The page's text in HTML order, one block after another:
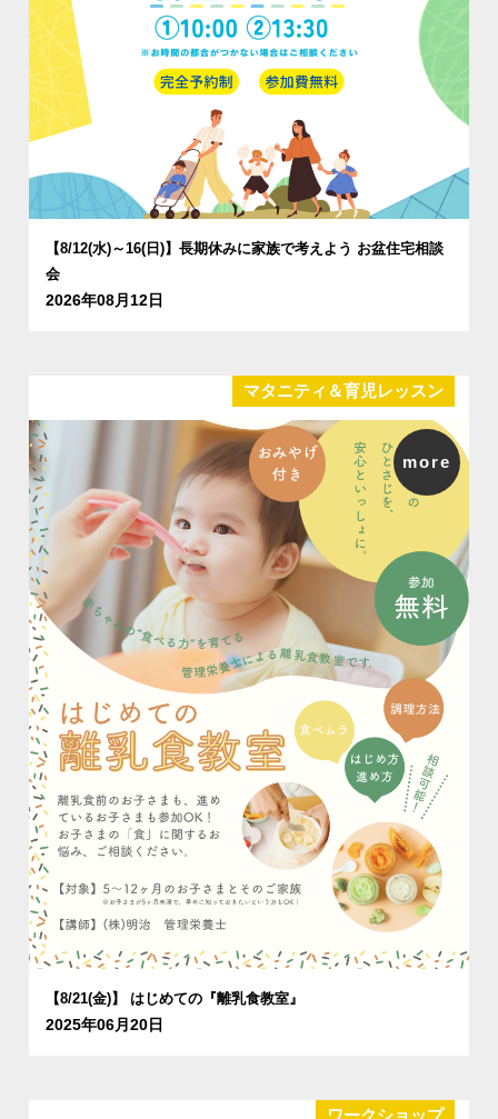
【8/12(水)～16(日)】長期休みに家族で考えよう お盆住宅相談
会
2026年08月12日
マタニティ＆育児レッスン
【8/21(金)】 はじめての『離乳食教室』
2025年06月20日
more